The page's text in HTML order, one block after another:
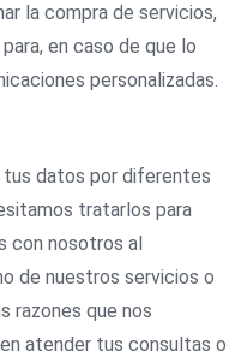
la compra de servicios,
en caso de que lo
personalizadas.
datos por diferentes
tratarlos para
con nosotros al
de nuestros servicios o
razones que nos
atender tus consultas o